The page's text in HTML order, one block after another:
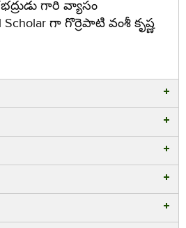
గారి వ్యాసం
Scholar గా గొర్రెపాటి వంశీ కృష్ణ